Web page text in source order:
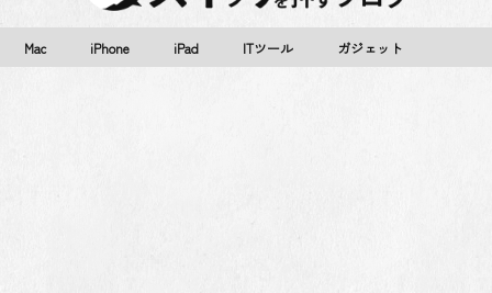
Mac iPhone iPad ITツール ガジェット